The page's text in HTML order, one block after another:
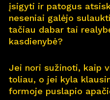
Nauj ų na
įsigyti ir patogus
neseniai galėjo
tačiau dabar tai
kasdienybė?
Jei nori sužinoti, kaip
toliau, o jei kyla
formoje puslapio